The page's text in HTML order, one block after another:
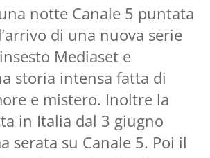
notte Canale 5 puntata
di una nuova serie
Mediaset e
storia intensa fatta di
e mistero. Inoltre la
in Italia dal 3 giugno
serata su Canale 5. Poi il